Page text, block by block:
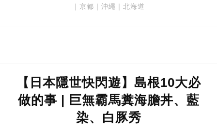
京都 沖繩 北海道
【日本隱世快閃遊】島根10大必
做的事 | 巨無霸馬糞海膽丼、藍
染、白豚秀